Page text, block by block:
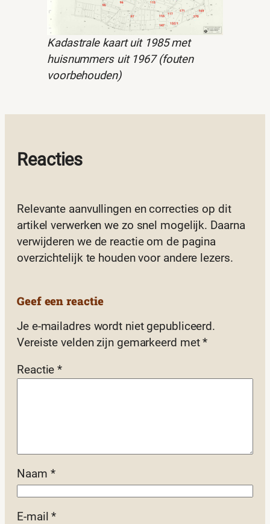
Kadastrale kaart uit 1985 met
huisnummers uit 1967 (fouten
voorbehouden)
Reacties
Relevante aanvullingen en correcties op dit
artikel verwerken we zo snel mogelijk. Daarna
verwijderen we de reactie om de pagina
overzichtelijk te houden voor andere lezers.
Geef een reactie
Je e-mailadres wordt niet gepubliceerd.
Vereiste velden zijn gemarkeerd met*
Reactie*
Naam *
E-mail*